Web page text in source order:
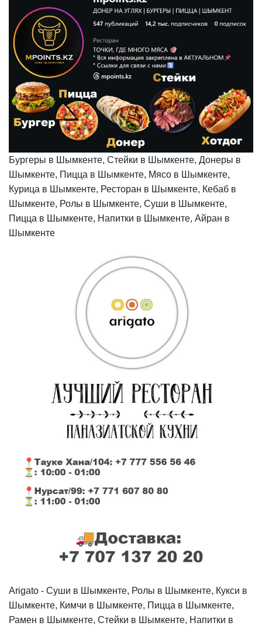
Бургеры в Шымкенте, Стейки в Шымкенте, Донеры в
Шымкенте, Пицца в Шымкенте, Мясо в Шымкенте,
Курица в Шымкенте, Ресторан в Шымкенте, Кебаб в
Шымкенте, Ролы в Шымкенте, Суши в Шымкенте,
Пицца в Шымкенте, Напитки в Шымкенте, Айран в
Шымкенте
Arigato - Cуши в Шымкенте, Ролы в Шымкенте, Кукси в
Шымкенте, Кимчи в Шымкенте, Пицца в Шымкенте,
Рамен в Шымкенте, Стейки в Шымкенте, Напитки в